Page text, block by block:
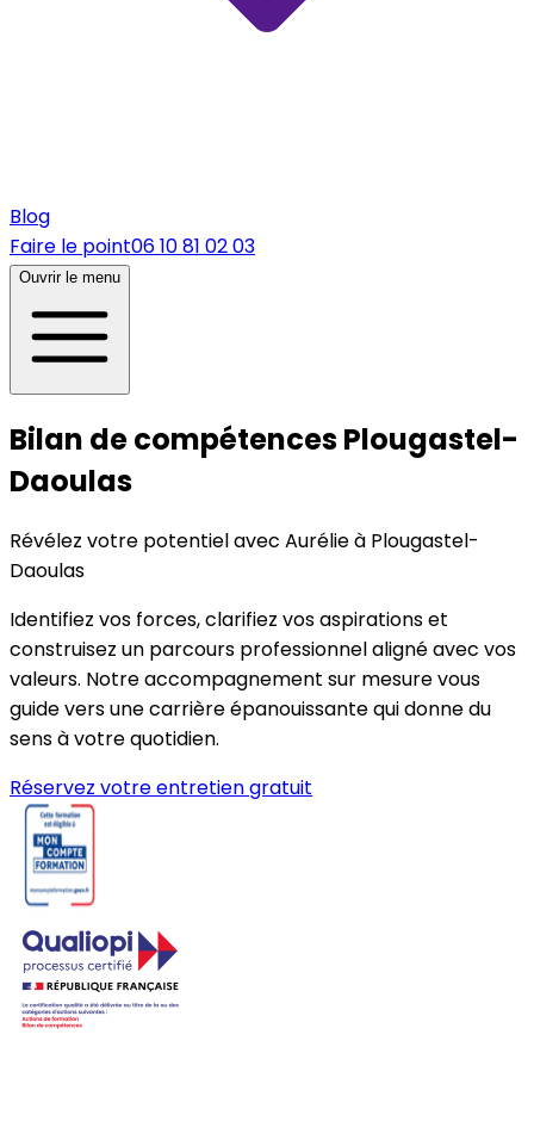
Blog
Faire le point06 10 81 02 03
Ouvrir le menu
Bilan de compétences Plougastel-
Daoulas
Révélez votre potentiel avec Aurélie à Plougastel-
Daoulas
Identifiez vos forces, clarifiez vos aspirations et
construisez un parcours professionnel aligné avec vos
valeurs. Notre accompagnement sur mesure vous
guide vers une carrière épanouissante qui donne du
sens à votre quotidien.
Réservez votre entretien gratuit